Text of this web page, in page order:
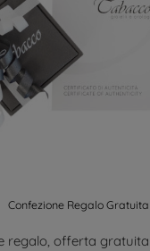
Confezione Regalo Gratuita
regalo, offerta